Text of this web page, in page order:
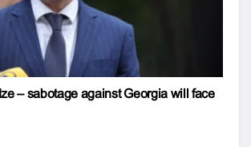
– sabotage against Georgia will face